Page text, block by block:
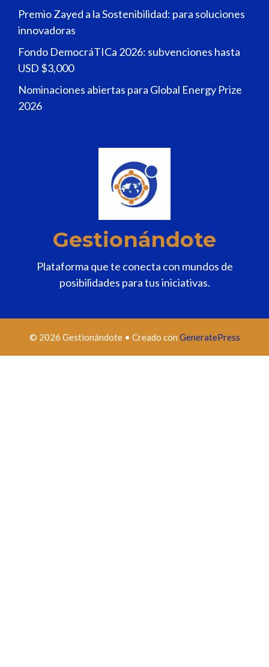
Premio Zayed a la Sostenibilidad: para soluciones
innovadoras
Fondo DemocráTICa 2026: subvenciones hasta
USD $3,000
Nominaciones abiertas para Global Energy Prize
2026
Gestionándote
Plataforma que te conecta con mundos de
posibilidades para tus iniciativas.
© 2026 Gestionándote• Creado con GeneratePress